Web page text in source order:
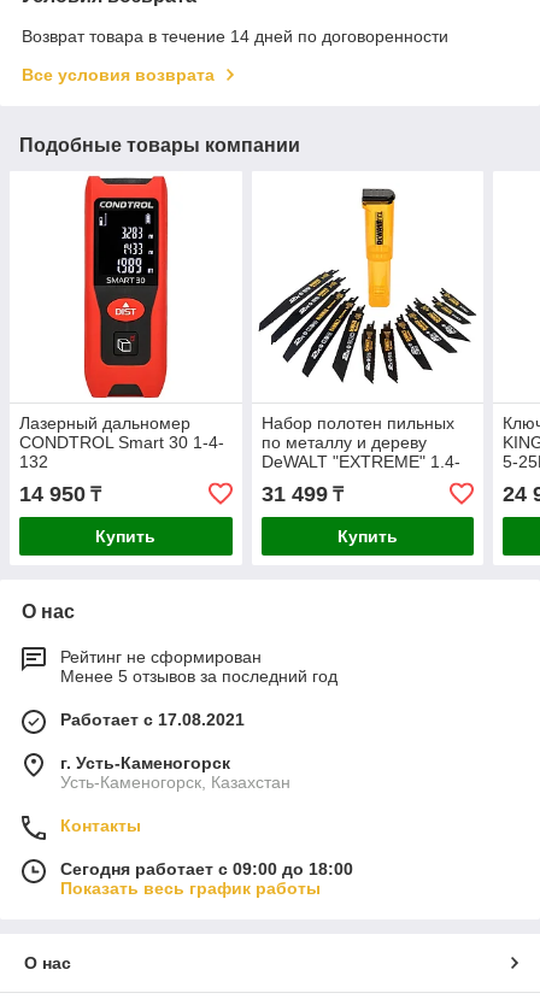
Возврат товара в течение 14 дней по договоренности
Все условия возврата
Подобные товары компании
Лазерный дальномер
CONDTROL Smart 30 1-4-
132
14 950 ₸
Купить
Набор полотен пильных
по металлу и дереву
DeWALT "EXTREME" 1.4-
4.2х100-228мм 12шт.
DT2441L-QZ
31 499₸
Купить
5-
24
О нас
Рейтинг не сформирован
Менее 5 отзывов за последний год
Работает с 17.08.2021
г. Усть-Каменогорск
Усть-Каменогорск, Казахстан
Контакты
Сегодня работает с 09:00 до 18:00
Показать весь график работы
О нас